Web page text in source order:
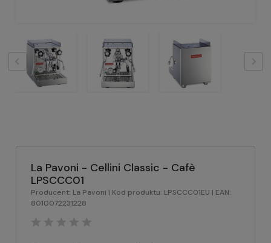
La Pavoni - Cellini Classic - Cafè
LPSCCC01
Producent: La Pavoni | Kod produktu: LPSCCC01EU | EAN:
8010072231228